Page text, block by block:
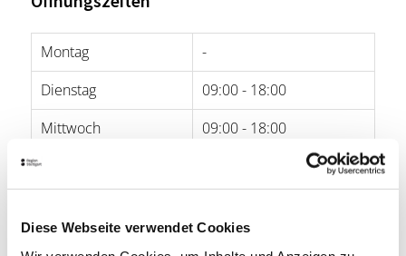
Diese Webseite verwendet Cookies
Montag
-
Dienstag
09:00 - 18:00
Mittwoch
09:00 - 18:00
Donnerstag